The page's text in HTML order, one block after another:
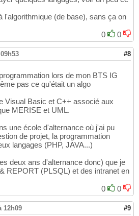
l'algorithmique (de base), sans ça on
0
0
#8
lors de mon BTS IG
pas ce qu'était un algo
Visual Basic et C++ associé aux
MERISE et UML.
une école d'alternance où j'ai pu
de projet, la programmation
langages (PHP, JAVA...)
deux ans d'alternance donc) que je
REPORT (PLSQL) et des intranet en
0
0
12h09 #9